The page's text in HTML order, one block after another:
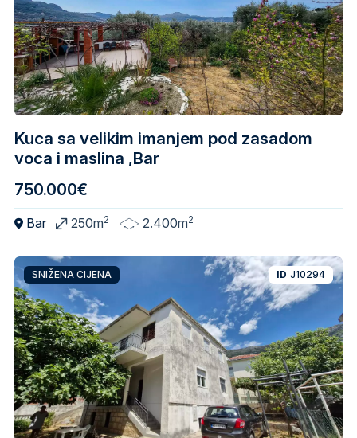
Kuca sa velikim imanjem pod zasadom
voca i maslina ,Bar
750.000€
Bar 250m2 2.400m2
SNIŽENA CIJENA ID J10294